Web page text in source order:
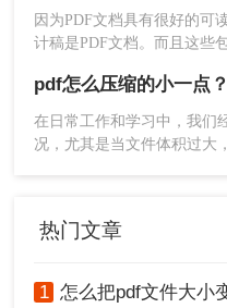
这个问题，本文将介绍三种
因为PDF文档具有很好的可
计稿是PDF文档。而且这些
发前，人都喜欢需要先把它
如何进行PDF如何压缩？还
缩到最小？与大家分享两种
pdf怎么压缩的小一点
在日常工作和学习中，我们
况，尤其是当文件体积过大
热门文章
1 怎么把pdf文件大小变小